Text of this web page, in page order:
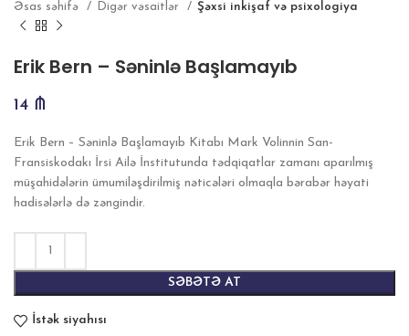
Əsas səhifə Digər vəsaitlər Şəxsi inkişaf və psixologiya
Erik Bern – Səninlə Başlamayıb
14 ₼
Erik Bern – Səninlə Başlamayıb Kitabı Mark Volinnin San-
Fransiskodakı İrsi Ailə İnstitutunda tədqiqatlar zamanı aparılmış
müşahidələrin ümumiləşdirilmiş nəticələri olmaqla bərabər həyati
hadisələrlə də zəngindir.
SƏBƏTƏ AT
İstək siyahısı